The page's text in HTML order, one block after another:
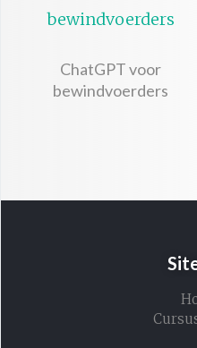
ChatGPT voor
bewindvoerders